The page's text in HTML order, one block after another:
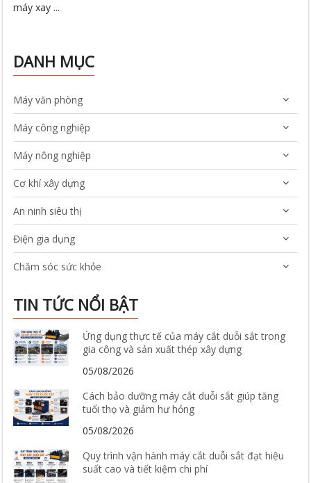
máy xay ...
DANH MỤC
Máy văn phòng
Máy công nghiệp
Máy nông nghiệp
Cơ khí xây dựng
An ninh siêu thị
Điện gia dụng
Chăm sóc sức khỏe
TIN TỨC NỔI BẬT
Ứng dụng thực tế của máy cắt duỗi sắt trong
gia công và sản xuất thép xây dựng
05/08/2026
Cách bảo dưỡng máy cắt duỗi sắt giúp tăng
tuổi thọ và giảm hư hỏng
05/08/2026
Quy trình vận hành máy cắt duỗi sắt đạt hiệu
suất cao và tiết kiệm chi phí